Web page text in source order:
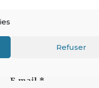
Refuser
E-mail *